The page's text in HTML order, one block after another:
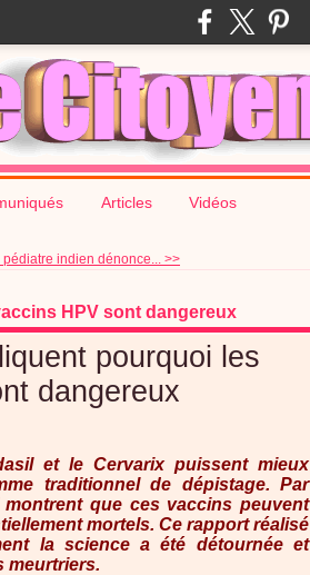
Articles Vidéos
pédiatre indien dénonce... >>
HPV sont dangereux
pourquoi les
dangereux
et le Cervarix puissent mieux
traditionnel de dépistage. Par
que ces vaccins peuvent
mortels. Ce rapport réalisé
la science a été détournée et
meurtriers.